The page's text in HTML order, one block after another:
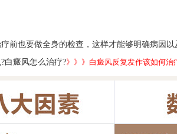
也要做全身的检查，这样才能够明确病因以
白癜风怎么治疗?》》》 白癜风反复发作该如何治